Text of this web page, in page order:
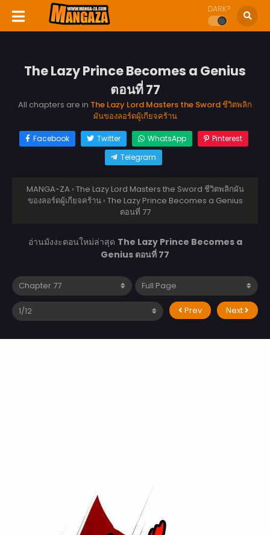
DARK?
The Lazy Prince Becomes a Genius
ตอนที่ 77
All chapters are in The Lazy Lord Masters the Sword ชีวิตพลิก
ผันของลอร์ดผู้เกียจคร้าน
Facebook Twitter WhatsApp
Pinterest
Telegram
MANGA-ZA › The Lazy Lord Masters the Sword ชีวิตพลิกผัน
ของลอร์ดผู้เกียจคร้าน › The Lazy Prince Becomes a Genius
ตอนที่ 77
อ่านมังงะตอนใหม่ล่าสุด The Lazy Prince Becomes a
Genius ตอนที่ 77
Prev Next